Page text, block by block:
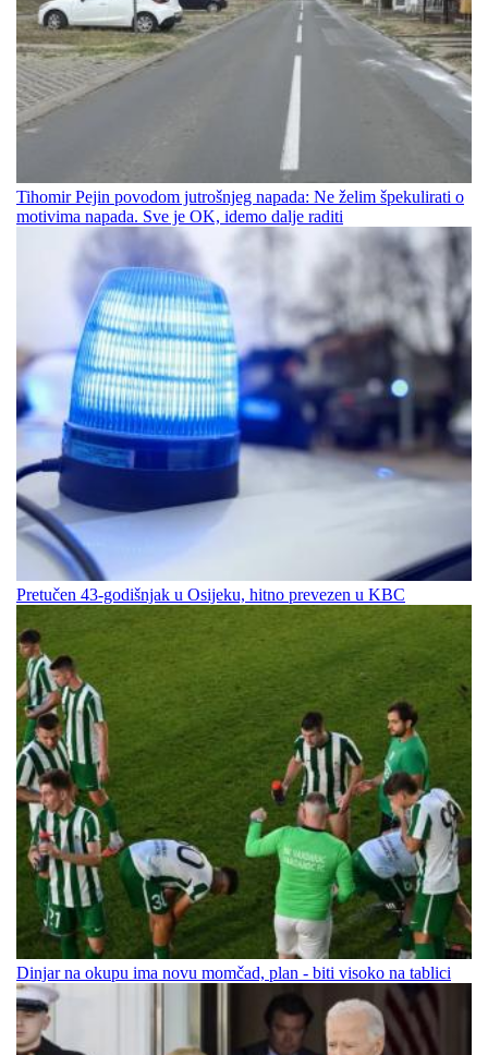
Tihomir Pejin povodom jutrošnjeg napada: Ne želim špekulirati o
motivima napada. Sve je OK, idemo dalje raditi
Pretučen 43-godišnjak u Osijeku, hitno prevezen u KBC
Dinjar na okupu ima novu momčad, plan - biti visoko na tablici